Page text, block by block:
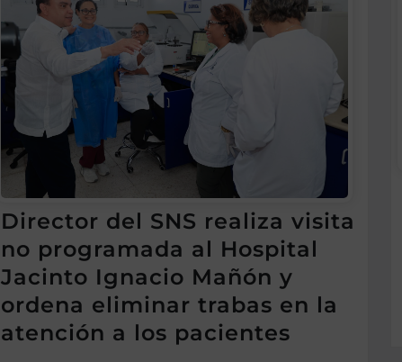
Director del SNS realiza visita
no programada al Hospital
Jacinto Ignacio Mañón y
ordena eliminar trabas en la
atención a los pacientes